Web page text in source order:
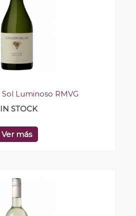
Luminoso RMVG
STOCK
Ver más